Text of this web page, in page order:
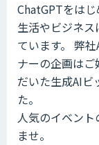
ChatGPTをは
生活やビジネ
ています。 弊
ナーの企画は
だいた生成AIビ
た。
人気のイベン
ませ。